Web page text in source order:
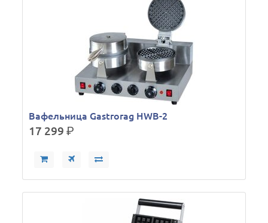
Вафельница Gastrorag HWB-2
17 299р.